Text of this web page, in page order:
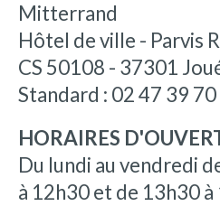
Mitterrand
Hôtel de ville - Parvis
CS 50108 - 37301
Standard : 02 47 39
HORAIRES
Du lundi au vendredi
à 12h30 et de 13h30 à